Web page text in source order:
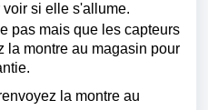
si elle s'allume.
pas mais que les capteurs
la montre au magasin pour
la montre au